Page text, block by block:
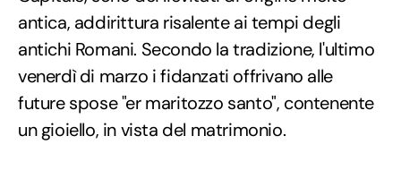
antica, addirittura risalente ai tempi degli
antichi Romani. Secondo la tradizione, l'ultimo
venerdì di marzo i fidanzati offrivano alle
future spose "er maritozzo santo", contenente
un gioiello, in vista del matrimonio.